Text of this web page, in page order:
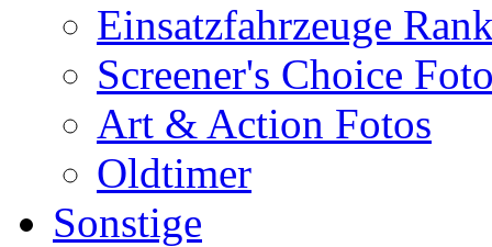
Einsatzfahrzeuge
Screener's Choice
Art & Action Fotos
Oldtimer
Sonstige